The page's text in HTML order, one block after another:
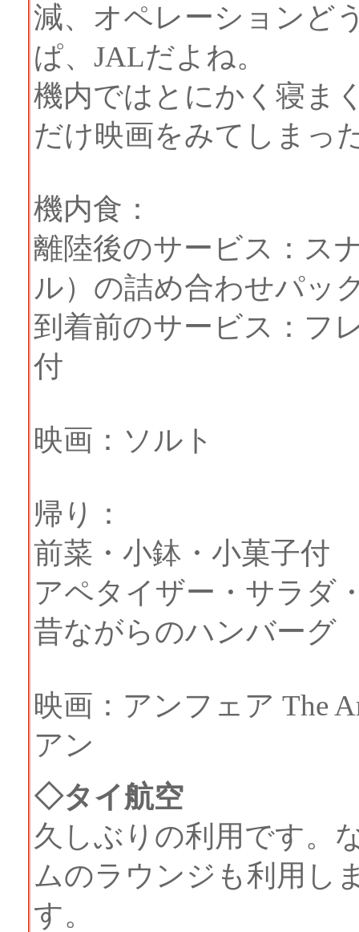
減、オペレーションど
ぱ、JALだよね。
機内ではとにかく寝ま
だけ映画をみてしまっ
機内食：
離陸後のサービス：ス
ル）の詰め合わせパッ
到着前のサービス：フ
付
映画：ソルト
帰り：
前菜・小鉢・小菓子付
アペタイザー・サラダ
昔ながらのハンバーグ
映画：アンフェア The
アン
◇タイ航空
久しぶりの利用です。
ムのラウンジも利用し
す。